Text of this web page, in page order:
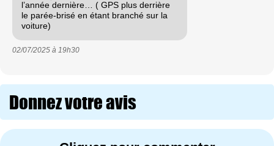
l’année dernière… ( GPS plus derrière
le parée-brisé en étant branché sur la
voiture)
02/07/2025 à 19h30
Donnez votre avis